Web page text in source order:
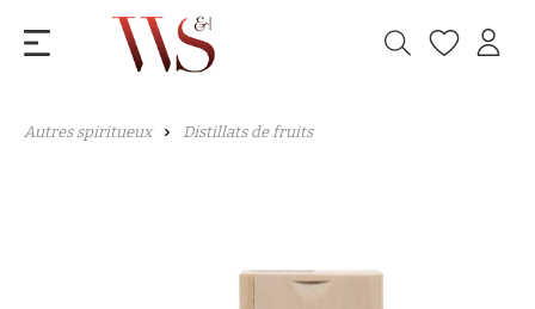
Autres spiritueux Distillats de fruits